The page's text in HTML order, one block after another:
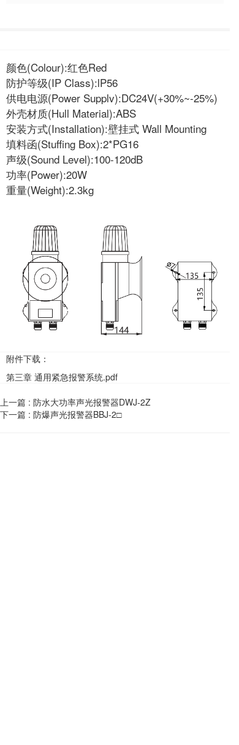
颜色(Colour):红色Red
防护等级(IP Class):lP56
供电电源(Power Supplv):DC24V(+30%~-25%)
外壳材质(Hull Material):ABS
安装方式(Installation):壁挂式 Wall Mounting
填料函(Stuffing Box):2*PG16
声级(Sound Level):100-120dB
功率(Power):20W
重量(Weight):2.3kg
附件下载：
第三章 通用紧急报警系统.pdf
上一篇 : 防水大功率声光报警器DWJ-2Z
下一篇 : 防爆声光报警器BBJ-2□